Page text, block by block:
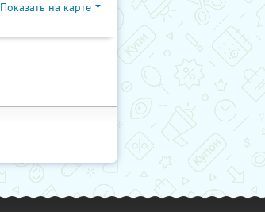
Показать на карте